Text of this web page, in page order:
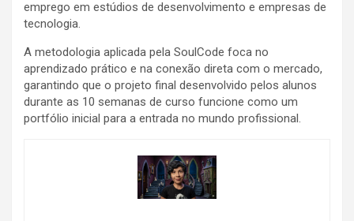
emprego em estúdios de desenvolvimento e empresas de
tecnologia.
A metodologia aplicada pela SoulCode foca no
aprendizado prático e na conexão direta com o mercado,
garantindo que o projeto final desenvolvido pelos alunos
durante as 10 semanas de curso funcione como um
portfólio inicial para a entrada no mundo profissional.